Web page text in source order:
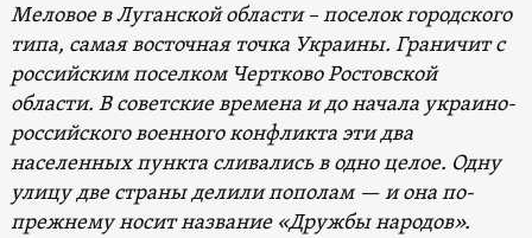
Меловое в Луганской области – поселок городского
типа, самая восточная точка Украины. Граничит с
российским поселком Чертково Ростовской
области. В советские времена и до начала украино-
российского военного конфликта эти два
населенных пункта сливались в одно целое. Одну
улицу две страны делили пополам — и она по-
прежнему носит название «Дружбы народов».